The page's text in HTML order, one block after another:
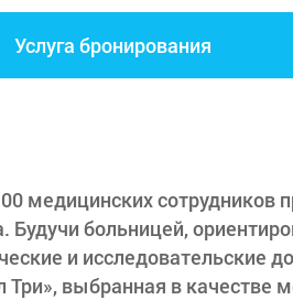
Услуга бронирования
медицинских сотрудников
больницей,
и исследовательские
выбранная в качестве